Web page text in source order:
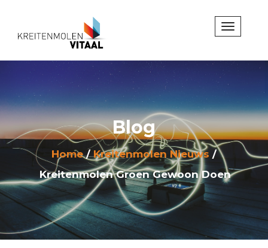
Blog
Home
Kreitenmolen Nieuws
Kreitenmolen Groen Gewoon Doen